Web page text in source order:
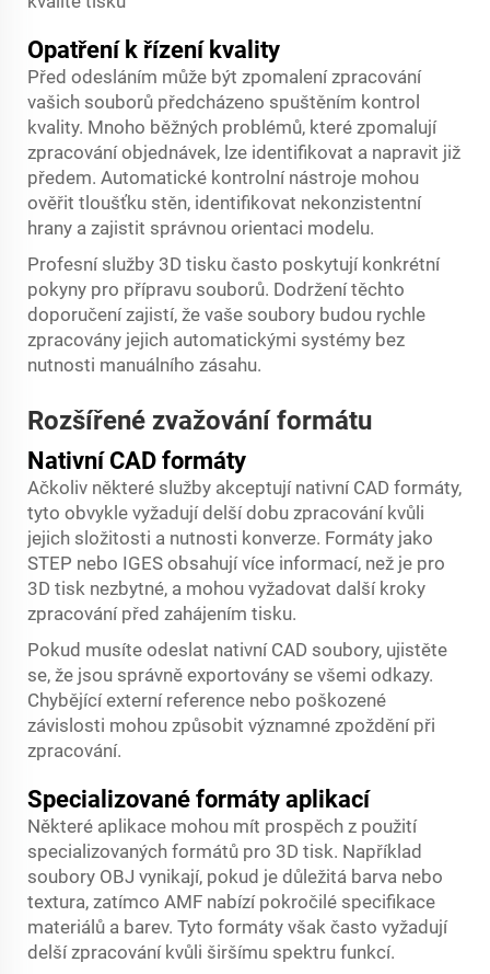
Opatření k řízení kvality
Před odesláním může být zpomalení zpracování
vašich souborů předcházeno spuštěním kontrol
kvality. Mnoho běžných problémů, které zpomalují
zpracování objednávek, lze identifikovat a napravit již
předem. Automatické kontrolní nástroje mohou
ověřit tloušťku stěn, identifikovat nekonzistentní
hrany a zajistit správnou orientaci modelu.
Profesní služby 3D tisku často poskytují konkrétní
pokyny pro přípravu souborů. Dodržení těchto
doporučení zajistí, že vaše soubory budou rychle
zpracovány jejich automatickými systémy bez
nutnosti manuálního zásahu.
Rozšířené zvažování formátu
Nativní CAD formáty
Ačkoliv některé služby akceptují nativní CAD formáty,
tyto obvykle vyžadují delší dobu zpracování kvůli
jejich složitosti a nutnosti konverze. Formáty jako
STEP nebo IGES obsahují více informací, než je pro
3D tisk nezbytné, a mohou vyžadovat další kroky
zpracování před zahájením tisku.
Pokud musíte odeslat nativní CAD soubory, ujistěte
se, že jsou správně exportovány se všemi odkazy.
Chybějící externí reference nebo poškozené
závislosti mohou způsobit významné zpoždění při
zpracování.
Specializované formáty aplikací
Některé aplikace mohou mít prospěch z použití
specializovaných formátů pro 3D tisk. Například
soubory OBJ vynikají, pokud je důležitá barva nebo
textura, zatímco AMF nabízí pokročilé specifikace
materiálů a barev. Tyto formáty však často vyžadují
delší zpracování kvůli širšímu spektru funkcí.